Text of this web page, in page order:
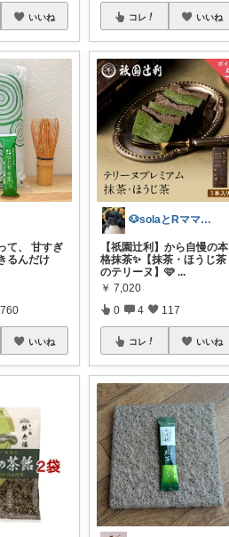
いいね
て、 甘すぎ
るんだけ
760
いいね
コレ いいね
🐶solaとRママ🍀自分を愛でる空間
【祇園辻利】から自慢の本
格抹茶✨【抹茶・ほうじ茶
のテリーヌ】🩷 ...
￥ 7,020
0 4 117
コレ いいね